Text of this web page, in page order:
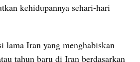
kehidupannya sehari-hari
lama Iran yang menghabiskan
tahun baru di Iran berdasarkan